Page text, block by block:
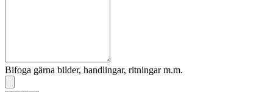
Bifoga gärna bilder, handlingar, ritningar m.m.